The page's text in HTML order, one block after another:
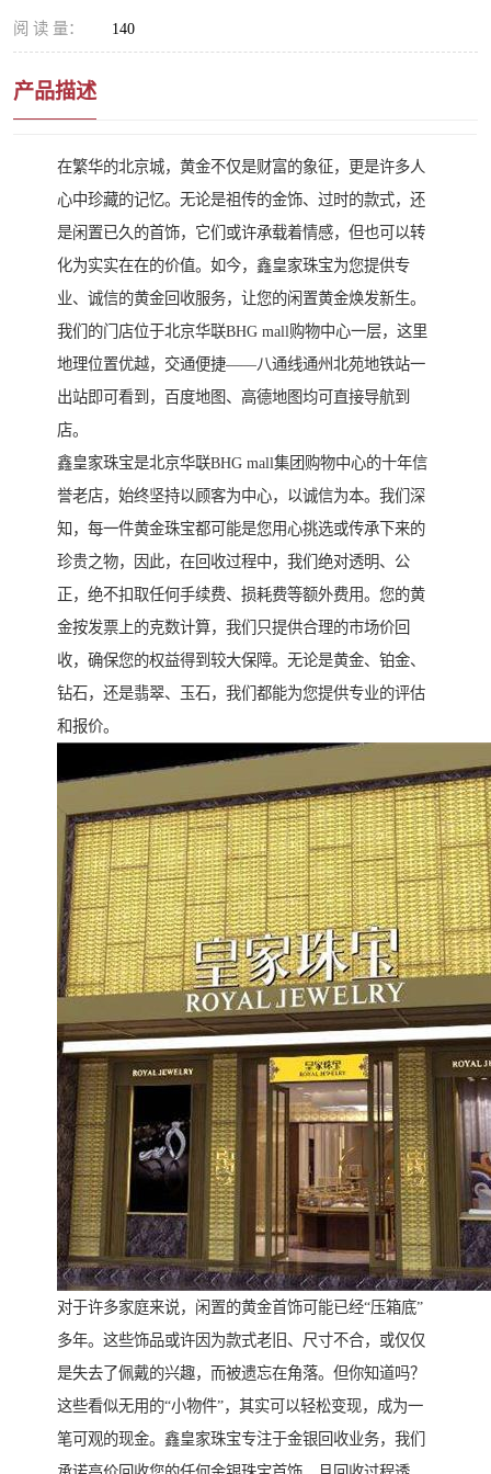
阅 读 量： 140
产品描述
在繁华的北京城，黄金不仅是财富的象征，更是许多人
心中珍藏的记忆。无论是祖传的金饰、过时的款式，还
是闲置已久的首饰，它们或许承载着情感，但也可以转
化为实实在在的价值。如今，鑫皇家珠宝为您提供专
业、诚信的黄金回收服务，让您的闲置黄金焕发新生。
我们的门店位于北京华联BHG mall购物中心一层，这里
地理位置优越，交通便捷——八通线通州北苑地铁站一
出站即可看到，百度地图、高德地图均可直接导航到
店。
鑫皇家珠宝是北京华联BHG mall集团购物中心的十年信
誉老店，始终坚持以顾客为中心，以诚信为本。我们深
知，每一件黄金珠宝都可能是您用心挑选或传承下来的
珍贵之物，因此，在回收过程中，我们绝对透明、公
正，绝不扣取任何手续费、损耗费等额外费用。您的黄
金按发票上的克数计算，我们只提供合理的市场价回
收，确保您的权益得到较大保障。无论是黄金、铂金、
钻石，还是翡翠、玉石，我们都能为您提供专业的评估
和报价。
对于许多家庭来说，闲置的黄金首饰可能已经“压箱底”
多年。这些饰品或许因为款式老旧、尺寸不合，或仅仅
是失去了佩戴的兴趣，而被遗忘在角落。但你知道吗？
这些看似无用的“小物件”，其实可以轻松变现，成为一
笔可观的现金。鑫皇家珠宝专注于金银回收业务，我们